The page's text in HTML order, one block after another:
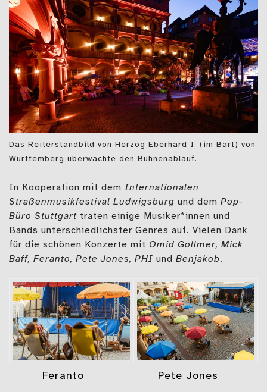
Das Reiterstandbild von Herzog Eberhard I. (im Bart) von
Württemberg überwachte den Bühnenablauf.
In Kooperation mit dem Internationalen
Straßenmusikfestival Ludwigsburg und dem Pop-
Büro Stuttgart traten einige Musiker*innen und
Bands unterschiedlichster Genres auf. Vielen Dank
für die schönen Konzerte mit Omid Gollmer, Mick
Baff, Feranto, Pete Jones, PHI und Benjakob.
Feranto Pete Jones